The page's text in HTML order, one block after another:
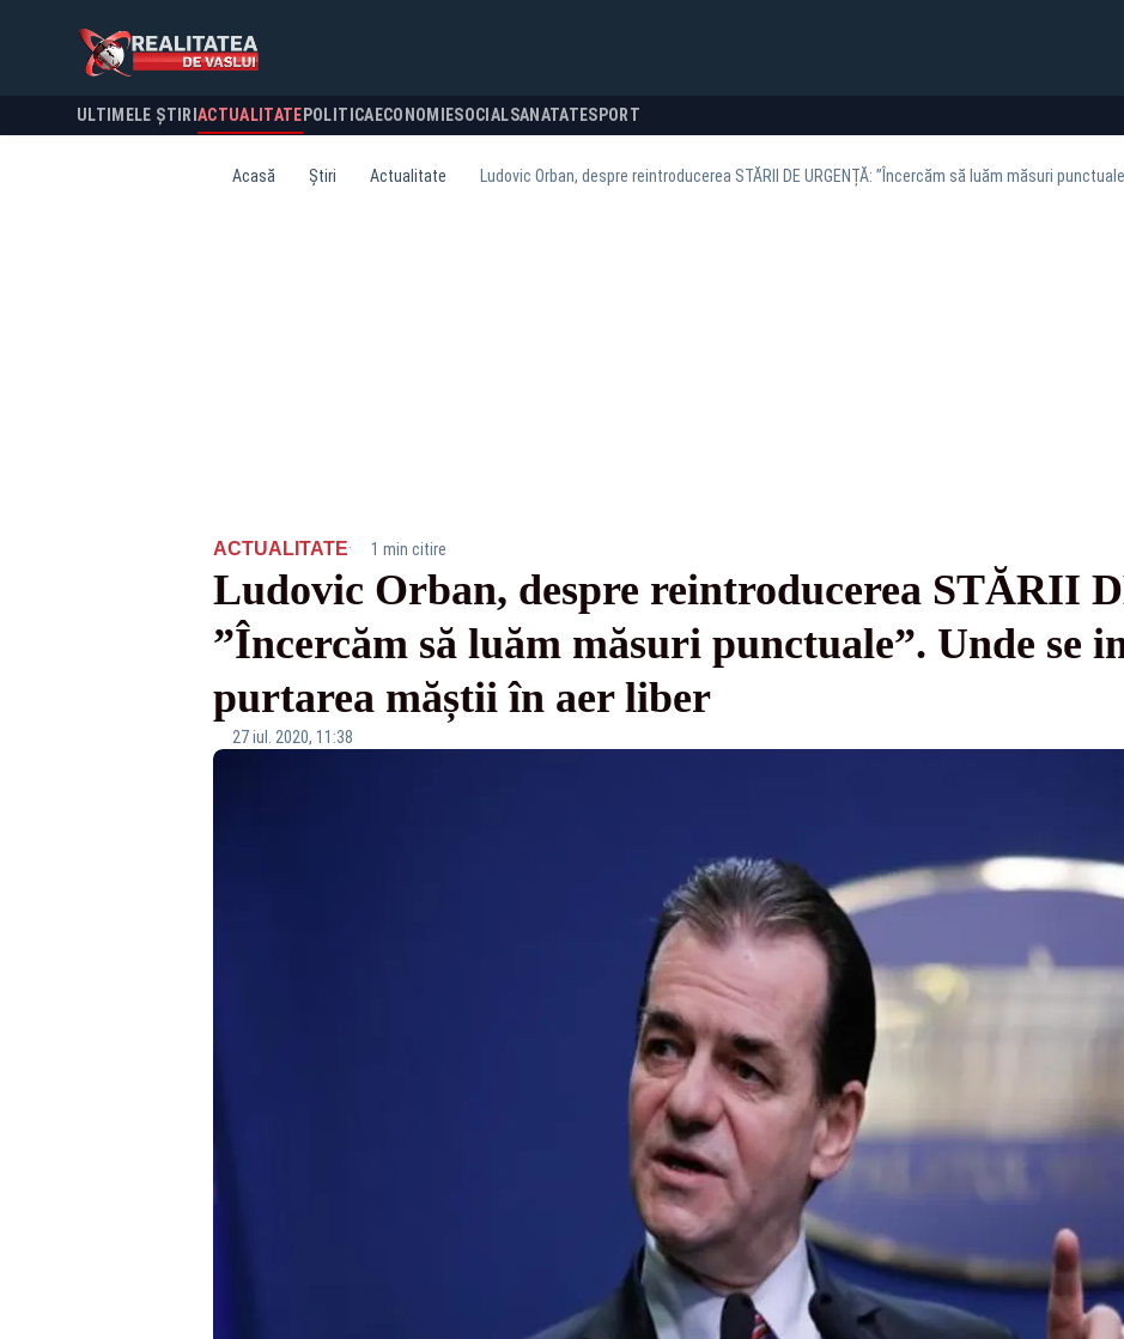
ULTIMELE ȘTIRI ACTUALITATE POLITICA ECONOMIESOCIALSANATATESPORT
Acasă Știri Actualitate
ACTUALITATE· 1 min citire
Ludovic Orban, despre reintroducerea STĂRII
”Încercăm să luăm măsuri punctuale”. Unde se
purtarea măștii în aer liber
27 iul. 2020, 11:38